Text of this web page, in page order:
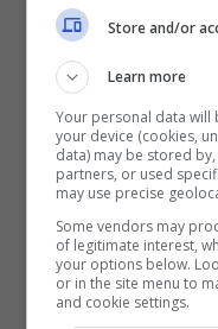
In campo
che tra le mura
di Conegliano.
le ragazze
riorganizzarsi e
Store and/or
Learn more
Your personal data
your device (cookies,
data) may be stored
partners, or used
may use precise
Some vendors may
of legitimate interest,
your options below.
or in the site menu to
and cookie settings.